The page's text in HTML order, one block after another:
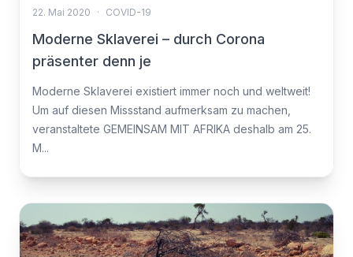
22. Mai 2020 · COVID-19
Moderne Sklaverei – durch Corona
präsenter denn je
Moderne Sklaverei existiert immer noch und weltweit!
Um auf diesen Missstand aufmerksam zu machen,
veranstaltete GEMEINSAM MIT AFRIKA deshalb am 25.
M...